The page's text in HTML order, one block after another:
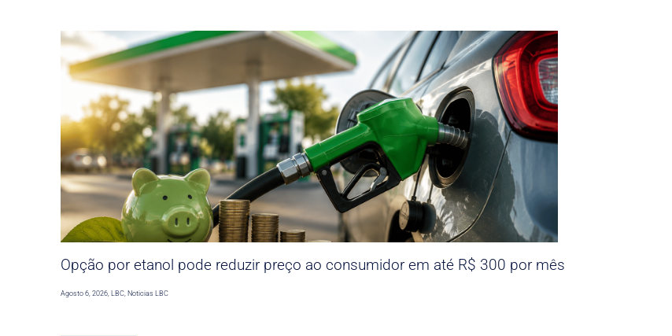
Opção por etanol pode reduzir preço ao consumidor em até R$ 300 por mês
Agosto 6, 2026 ,LBC Noticias LBC